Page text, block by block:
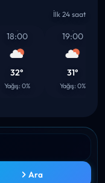
İlk 24 saat
18:00
32°
Yağış: 0%
19:00
31°
Yağış: 0%
Ara